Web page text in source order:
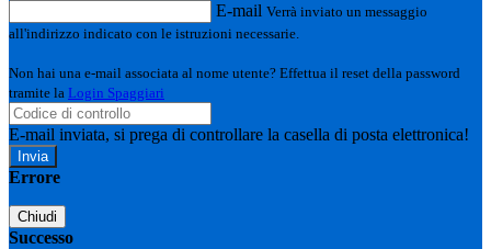
E-mail Verrà inviato un messaggio
all'indirizzo indicato con le istruzioni necessarie.
Non hai una e-mail associata al nome utente? Effettua il reset della password
tramite la Login Spaggiari
E-mail inviata, si prega di controllare la casella di posta elettronica!
Errore
Chiudi
Successo